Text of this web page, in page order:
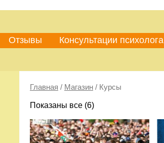
Отзывы Консультации психолога
Главная / Магазин / Курсы
Показаны все (6)